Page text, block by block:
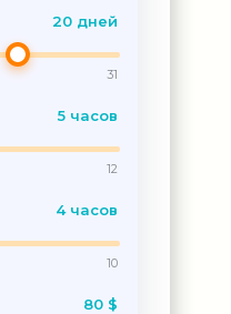
20 дней
31
5 часов
12
4 часов
10
80 $